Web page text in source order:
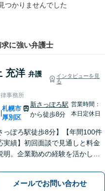
つかりませんでした
に強い弁護士
充洋 弁護
インタビューを見
る
事務所
札幌市
厚別区
新さっぽろ駅
から徒歩8分
営業時間：
本日定休日
っぽろ駅徒歩8分】【年間100件
実績】初回面談で見通しと料金
明。企業勤めの経験を活かし、
面談可】オンライン相談対応も
ります。
メールでお問い合わせ